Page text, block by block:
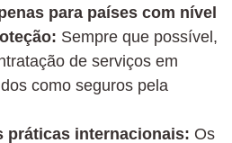
para países com nível
Sempre que possível,
de serviços em
como seguros pela
práticas internacionais: Os